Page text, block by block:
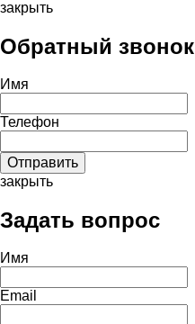
закрыть
Обратный звонок
Имя
Телефон
закрыть
Задать вопрос
Имя
Email